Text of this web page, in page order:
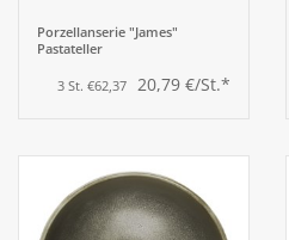
Porzellanserie "James"
Pastateller
3 St. €62,37 20,79 €/St.*